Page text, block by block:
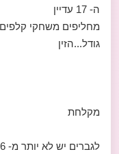
ה- 17 עדיין
מחליפים משחקי קלפים
גודל...הזין
מקלחת